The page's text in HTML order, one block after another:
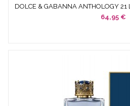
DOLCE & GABANNA ANTHOLOGY 21
100...
64,95 €